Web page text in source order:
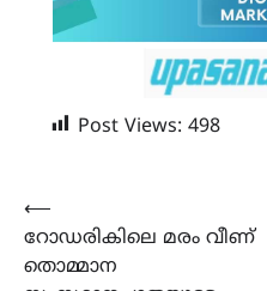
Post Views: 498
Post
navigation
⟵
റോഡരികിലെ മരം വീണ്
തൊമ്മാന